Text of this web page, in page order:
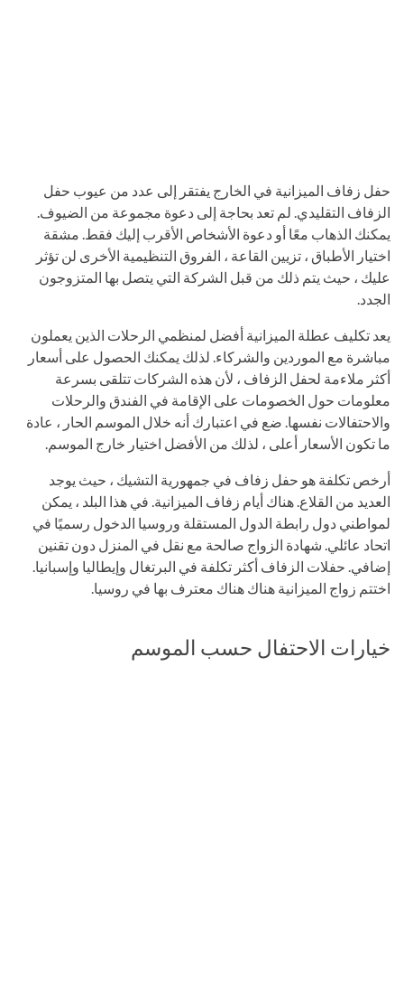
حفل زفاف الميزانية في الخارج يفتقر إلى عدد من عيوب حفل
الزفاف التقليدي. لم تعد بحاجة إلى دعوة مجموعة من الضيوف.
يمكنك الذهاب معًا أو دعوة الأشخاص الأقرب إليك فقط. مشقة
اختيار الأطباق ، تزيين القاعة ، الفروق التنظيمية الأخرى لن تؤثر
عليك ، حيث يتم ذلك من قبل الشركة التي يتصل بها المتزوجون
الجدد.
يعد تكليف عطلة الميزانية أفضل لمنظمي الرحلات الذين يعملون
مباشرة مع الموردين والشركاء. لذلك يمكنك الحصول على أسعار
أكثر ملاءمة لحفل الزفاف ، لأن هذه الشركات تتلقى بسرعة
معلومات حول الخصومات على الإقامة في الفندق والرحلات
والاحتفالات نفسها. ضع في اعتبارك أنه خلال الموسم الحار ، عادة
ما تكون الأسعار أعلى ، لذلك من الأفضل اختيار خارج الموسم.
أرخص تكلفة هو حفل زفاف في جمهورية التشيك ، حيث يوجد
العديد من القلاع. هناك أيام زفاف الميزانية. في هذا البلد ، يمكن
لمواطني دول رابطة الدول المستقلة وروسيا الدخول رسميًا في
اتحاد عائلي. شهادة الزواج صالحة مع نقل في المنزل دون تقنين
إضافي. حفلات الزفاف أكثر تكلفة في البرتغال وإيطاليا وإسبانيا.
اختتم زواج الميزانية هناك هناك معترف بها في روسيا.
خيارات الاحتفال حسب الموسم